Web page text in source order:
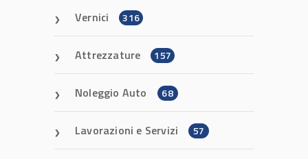
Vernici 316
Attrezzature 157
Noleggio Auto 68
Lavorazioni e Servizi 57